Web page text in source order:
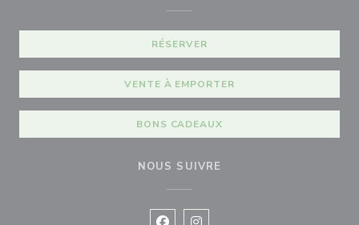
RÉSERVER
VENTE À EMPORTER
BONS CADEAUX
NOUS SUIVRE